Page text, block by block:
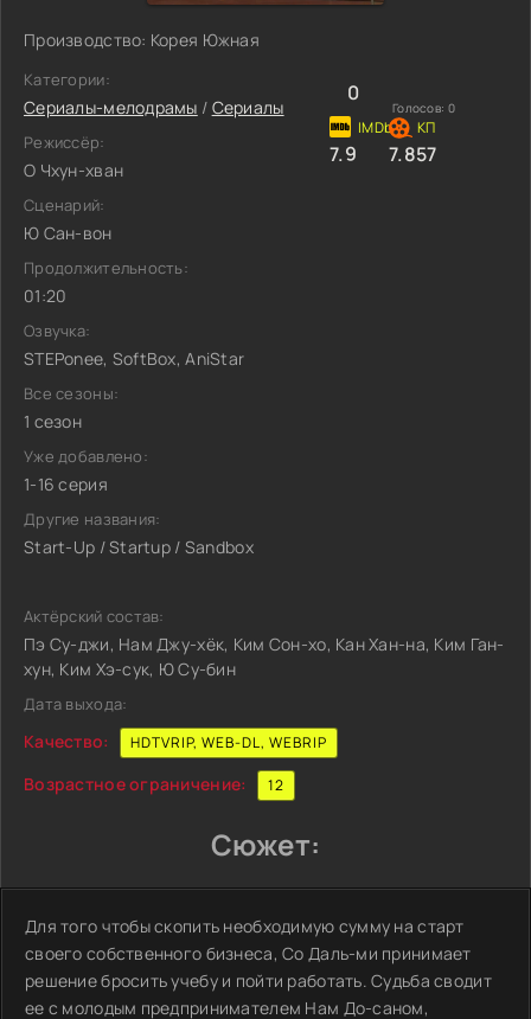
Производство: Корея Южная
Категории:
Сериалы-мелодрамы / Сериалы
Режиссёр:
О Чхун-хван
Сценарий:
Ю Сан-вон
Продолжительность:
01:20
Озвучка:
STEPonee, SoftBox, AniStar
Все сезоны:
1 сезон
Уже добавлено:
1-16 серия
Другие названия:
Start-Up / Startup / Sandbox
0
Голосов: 0
7.9 7.857
Актёрский состав:
Пэ Су-джи, Нам Джу-хёк, Ким Сон-хо, Кан Хан-на, Ким Ган-
хун, Ким Хэ-сук, Ю Су-бин
Дата выхода:
Качество: HDTVRIP, WEB-DL, WEBRIP
Возрастное ограничение: 12
Сюжет:
Для того чтобы скопить необходимую сумму на старт
своего собственного бизнеса, Со Даль-ми принимает
решение бросить учебу и пойти работать. Судьба сводит
ее с молодым предпринимателем Нам До-саном,